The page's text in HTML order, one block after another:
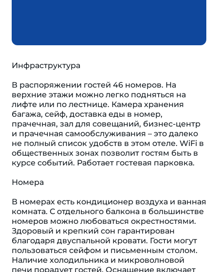
Инфраструктура
В распоряжении гостей 46 номеров. На
верхние этажи можно легко подняться на
лифте или по лестнице. Камера хранения
багажа, сейф, доставка еды в номер,
прачечная, зал для совещаний, бизнес-центр
и прачечная самообслуживания – это далеко
не полный список удобств в этом отеле. WiFi в
общественных зонах позволит гостям быть в
курсе событий. Работает гостевая парковка.
Номера
В номерах есть кондиционер воздуха и ванная
комната. С отдельного балкона в большинстве
номеров можно любоваться окрестностями.
Здоровый и крепкий сон гарантирован
благодаря двуспальной кровати. Гости могут
пользоваться сейфом и письменным столом.
Наличие холодильника и микроволновой
печи порадует гостей. Оснащение включает